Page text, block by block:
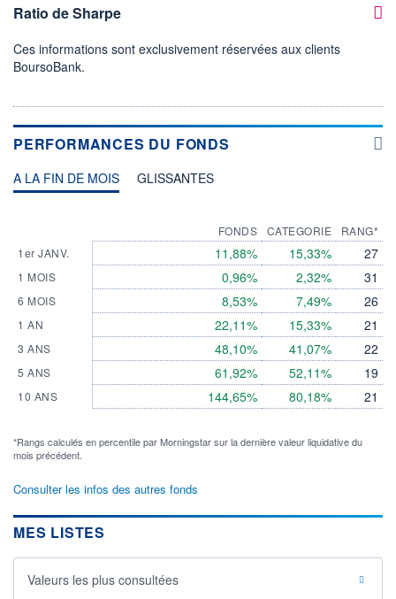
Ratio de Sharpe
Ces informations sont exclusivement réservées aux clients
BoursoBank.
PERFORMANCES DU FONDS
A LA FIN DE MOIS GLISSANTES
1er JANV.
1 MOIS
6 MOIS
1 AN
3 ANS
5 ANS
10 ANS
FONDS
11,88%
0,96%
8,53%
22,11%
48,10%
61,92%
144,65%
CATEGORIE
15,33%
2,32%
7,49%
15,33%
41,07%
52,11%
80,18%
RANG*
27
31
26
21
22
19
21
*Rangs calculés en percentile par Morningstar sur la dernière valeur liquidative du
mois précédent.
Consulter les infos des autres fonds
MES LISTES
Valeurs les plus consultées